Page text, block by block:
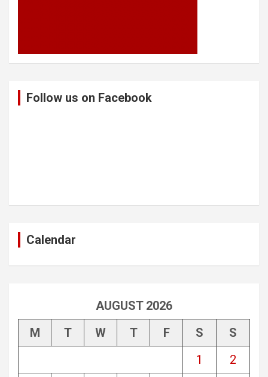
Follow us on Facebook
Calendar
AUGUST 2026
M
T W T F S
S
1
2